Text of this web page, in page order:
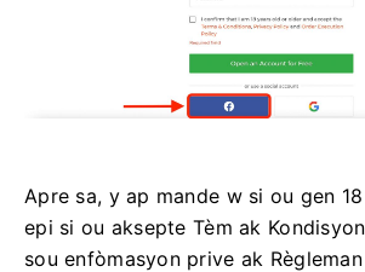
Apre sa, y ap mande w si ou gen
epi si ou aksepte Tèm ak
sou enfòmasyon prive ak